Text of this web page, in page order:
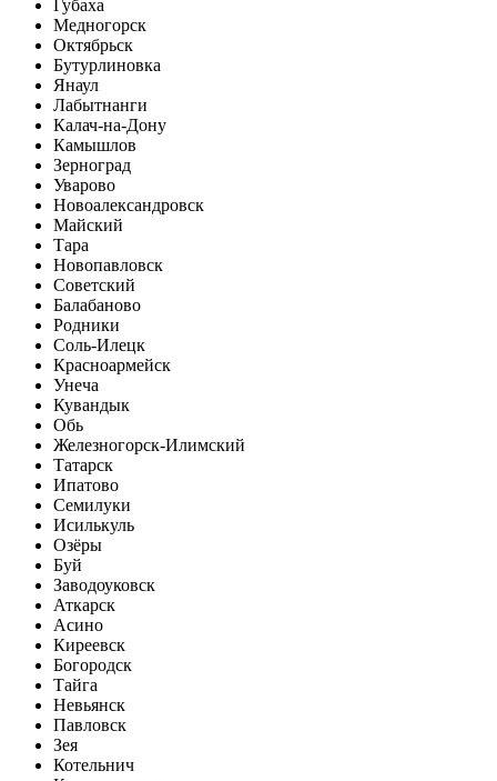
Губаха
Медногорск
Октябрьск
Бутурлиновка
Янаул
Лабытнанги
Калач-на-Дону
Камышлов
Зерноград
Уварово
Новоалександровск
Майский
Тара
Новопавловск
Советский
Балабаново
Родники
Соль-Илецк
Красноармейск
Унеча
Кувандык
Обь
Железногорск-Илимский
Татарск
Ипатово
Семилуки
Исилькуль
Озёры
Буй
Заводоуковск
Аткарск
Асино
Киреевск
Богородск
Тайга
Невьянск
Павловск
Зея
Котельнич